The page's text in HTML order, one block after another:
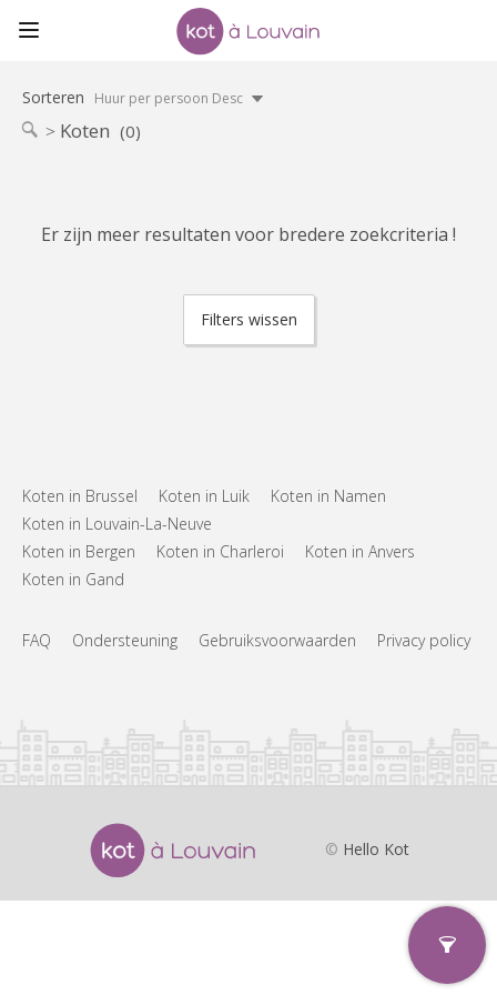
Sorteren Huur per persoon Desc
Koten (0)
Er zijn meer resultaten voor bredere zoekcriteria !
Filters wissen
Koten in Brussel Koten in Luik
Koten in Namen
Koten in Louvain-La-Neuve
Koten in Bergen
Koten in Charleroi
Koten in Anvers
Koten in Gand
FAQ Ondersteuning Gebruiksvoorwaarden Privacy policy
© Hello Kot